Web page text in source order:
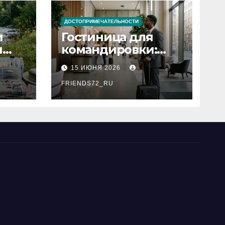
ДОСТОПРИМЕЧАТЕЛЬНОСТИ
Гостиница для
командировки:
основные
критерии выбора
15 ИЮНЯ 2026
FRIENDS72_RU